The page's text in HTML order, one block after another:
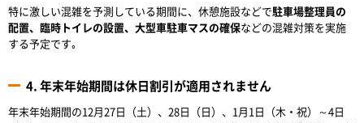
特に激しい混雑を予測している期間に、休憩施設などで駐車場整理員の
配置、臨時トイレの設置、大型車駐車マスの確保などの混雑対策を実施
する予定です｡
4. 年末年始期間は休日割引が適用されません
年末年始期間の12月27日（土）、28日（日）、1月1日（木・祝）～4日